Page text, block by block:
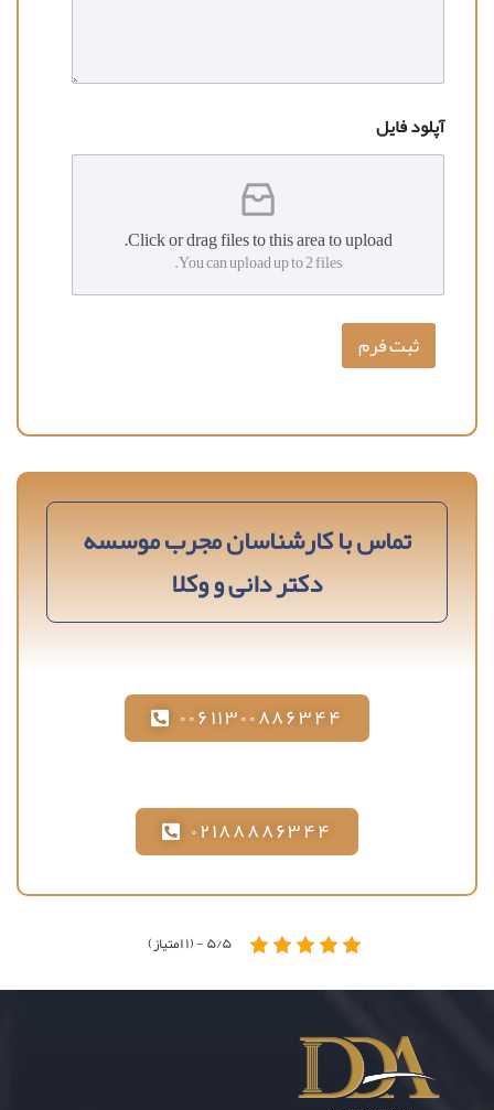
آپلود فایل
Click or drag files to this area to upload.
You can upload up to 2 files.
ثبت فرم
تماس با کارشناسان مجرب موسسه
دکتر دانی و وکلا
۰۰۶۱۱۳۰۰۸۸۶۳۴۴
۰۲۱۸۸۸۸۶۳۴۴
۵/۵ - (۱ امتیاز)